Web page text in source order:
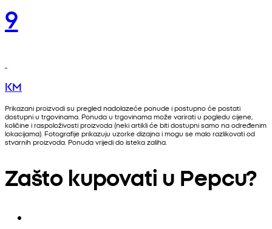
9
KM
Prikazani proizvodi su pregled nadolazeće ponude i postupno će postati
dostupni u trgovinama. Ponuda u trgovinama može varirati u pogledu cijene,
količine i raspoloživosti proizvoda (neki artikli će biti dostupni samo na određenim
lokacijama). Fotografije prikazuju uzorke dizajna i mogu se malo razlikovati od
stvarnih proizvoda. Ponuda vrijedi do isteka zaliha.
Zašto kupovati u Pepcu?